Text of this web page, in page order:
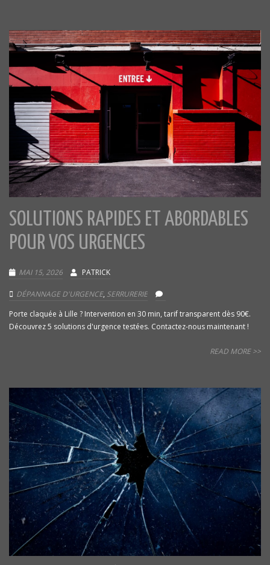
SOLUTIONS RAPIDES ET ABORDABLES
POUR VOS URGENCES
MAI 15, 2026 PATRICK
DÉPANNAGE D'URGENCE, SERRURERIE
Porte claquée à Lille ? Intervention en 30 min, tarif transparent dès 90€.
Découvrez 5 solutions d'urgence testées. Contactez-nous maintenant !
READ MORE >>